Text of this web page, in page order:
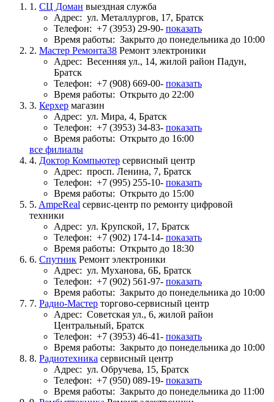
1. СЦ Доман выездная служба
Адрес: ул. Металлургов, 17, Братск
Телефон: +7 (3953) 29-90- показать
Время работы: Закрыто до понедельника до 10:00
2. Мастер Ремонта38 Ремонт электроники
Адрес: Весенняя ул., 14, жилой район Падун,
Братск
Телефон: +7 (908) 669-00- показать
Время работы: Открыто до 22:00
3. Керхер магазин
Адрес: ул. Мира, 4, Братск
Телефон: +7 (3953) 34-83- показать
Время работы: Открыто до 16:00
все филиалы
4. Доктор Компьютер сервисный центр
Адрес: просп. Ленина, 7, Братск
Телефон: +7 (995) 255-10- показать
Время работы: Открыто до 15:00
5. AmpeReal сервис-центр по ремонту цифровой
техники
Адрес: ул. Крупской, 17, Братск
Телефон: +7 (902) 174-14- показать
Время работы: Открыто до 18:30
6. Спутник Ремонт электроники
Адрес: ул. Муханова, 6Б, Братск
Телефон: +7 (902) 561-97- показать
Время работы: Закрыто до понедельника до 10:00
7. Радио-Мастер торгово-сервисный центр
Адрес: Советская ул., 6, жилой район
Центральный, Братск
Телефон: +7 (3953) 46-41- показать
Время работы: Закрыто до понедельника до 10:00
8. Радиотехника сервисный центр
Адрес: ул. Обручева, 15, Братск
Телефон: +7 (950) 089-19- показать
Время работы: Закрыто до понедельника до 11:00